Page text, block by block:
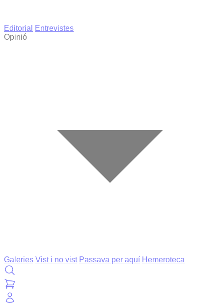
Editorial
Entrevistes
Opinió
Galeries Vist i no vist Passava per aquí Hemeroteca